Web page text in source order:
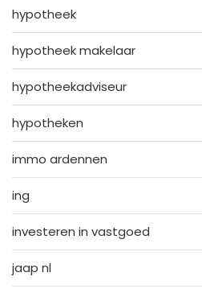
hypotheek
hypotheek makelaar
hypotheekadviseur
hypotheken
immo ardennen
ing
investeren in vastgoed
jaap nl